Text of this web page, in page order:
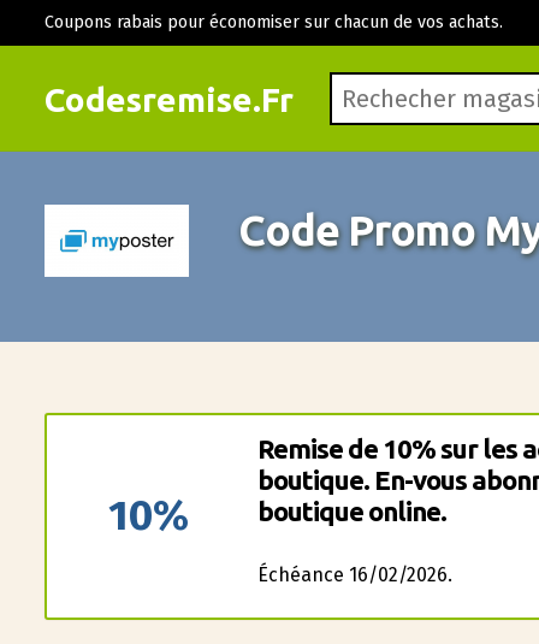
Codesremise.Fr
Coupons rabais pour économiser sur chacun de vos achats.
Code Promo
10%
Remise de 10% sur les
boutique. En-vous
boutique online.
Échéance 16/02/2026.